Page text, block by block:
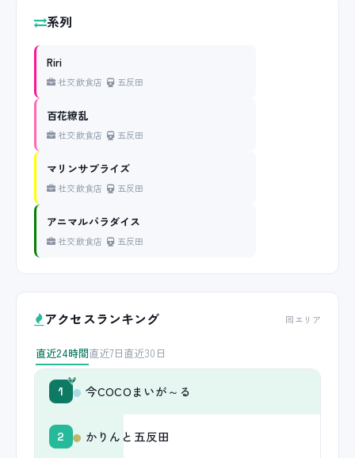
系列
Riri
社交飲食店 五反田
百花繚乱
社交飲食店 五反田
マリンサプライズ
社交飲食店 五反田
アニマルパラダイス
社交飲食店 五反田
アクセスランキング 同エリア
直近24時間直近7日直近30日
1 今COCOまいが～る
2 かりんと五反田